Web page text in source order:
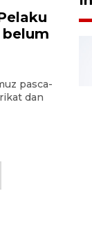
pasca-
dan